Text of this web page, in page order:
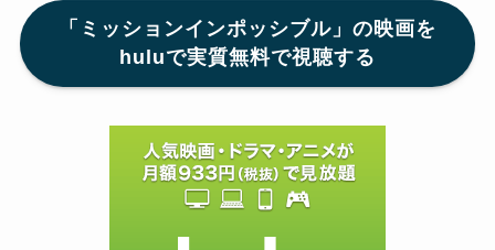
「ミッションインポッシブル」の映画を
huluで実質無料で視聴する